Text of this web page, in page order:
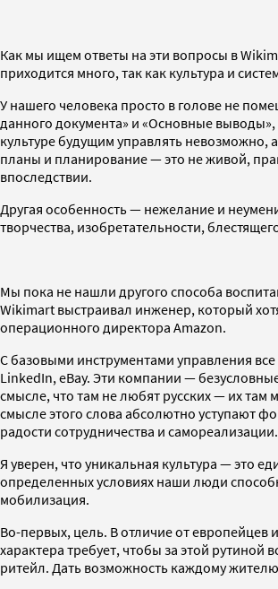
Как мы ищем ответы на эти вопросы в
приходится много, так как культура и
У нашего человека просто в голове не
данного документа» и «Основные
культуре будущим управлять невозможно,
планы и планирование — это не живой,
впоследствии.
Другая особенность — нежелание и
творчества, изобретательности,
Мы пока не нашли другого способа
Wikimart выстраивал инженер, который
операционного директора Amazon.
С базовыми инструментами управления
LinkedIn, eBay. Эти компании —
смысле, что там не любят русских — их
смысле этого слова абсолютно уступают
радости сотрудничества и
Я уверен, что уникальная культура — это
определенных условиях наши люди
мобилизация.
Во-первых, цель. В отличие от европейцев
характера требует, чтобы за этой
ритейл. Дать возможность каждому